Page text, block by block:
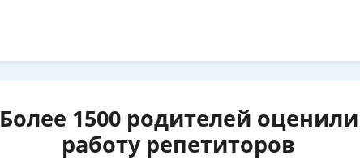
Более 1500 родителей оценили
работу репетиторов